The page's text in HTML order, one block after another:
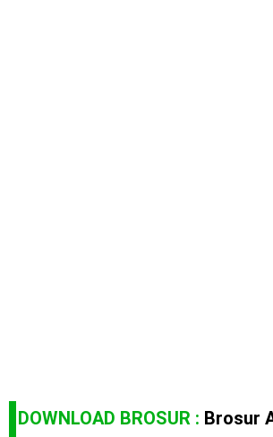
DOWNLOAD BROSUR : Brosur